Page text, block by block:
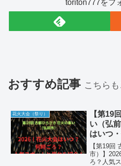
toriton777をフ
おすすめ記事 こちら
花火大会（祭り）
【第19
い（弘
はいつ
や屋台
【第19回
市）】
ろ？人気